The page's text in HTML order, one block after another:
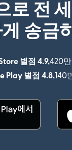
로 전
송금
별점 4.9,420
Play 별점 4.8,140